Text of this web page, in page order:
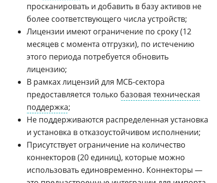
просканировать и добавить в базу активов не
более соответствующего числа устройств;
Лицензии имеют ограничение по сроку (12
месяцев с момента отгрузки), по истечению
этого периода потребуется обновить
лицензию;
В рамках лицензий для МСБ-сектора
предоставляется только базовая техническая
поддержка;
Не поддерживаются распределенная установка
и установка в отказоустойчивом исполнении;
Присутствует ограничение на количество
коннекторов (20 единиц), которые можно
использовать единовременно. Коннекторы —